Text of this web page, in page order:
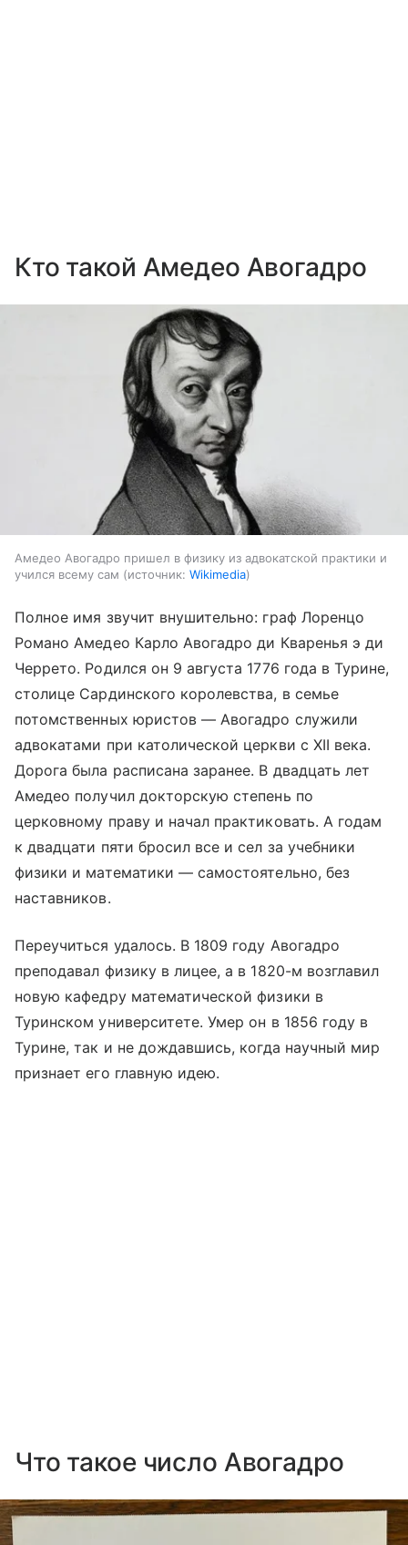
Кто такой Амедео Авогадро
Амедео Авогадро пришел в физику из адвокатской практики и
учился всему сам
источник: Wikimedia
Полное имя звучит внушительно: граф Лоренцо
Романо Амедео Карло Авогадро ди Кваренья э ди
Черрето. Родился он 9 августа 1776 года в Турине,
столице Сардинского королевства, в семье
потомственных юристов — Авогадро служили
адвокатами при католической церкви с XII века.
Дорога была расписана заранее. В двадцать лет
Амедео получил докторскую степень по
церковному праву и начал практиковать. А годам
к двадцати пяти бросил все и сел за учебники
физики и математики — самостоятельно, без
наставников.
Переучиться удалось. В 1809 году Авогадро
преподавал физику в лицее, а в 1820-м возглавил
новую кафедру математической физики в
Туринском университете. Умер он в 1856 году в
Турине, так и не дождавшись, когда научный мир
признает его главную идею.
Что такое число Авогадро